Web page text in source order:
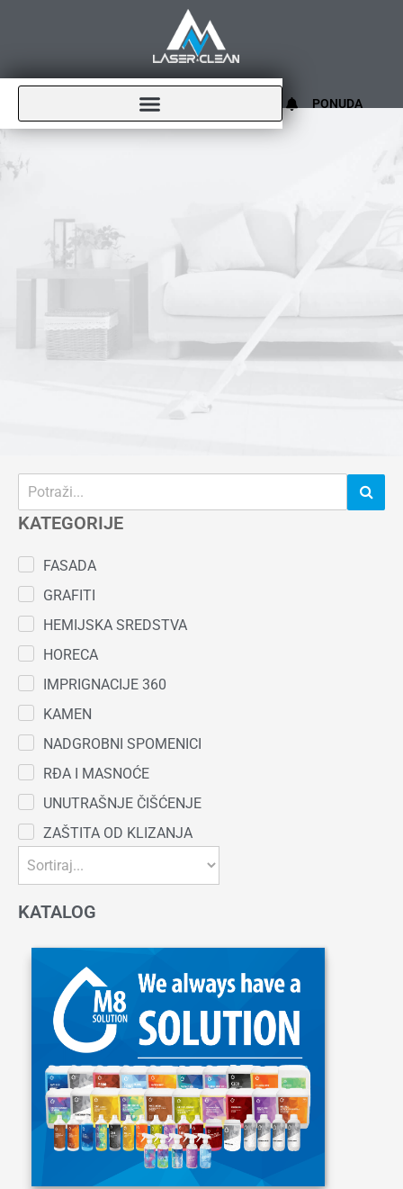
PONUDA
KATEGORIJE
FASADA
GRAFITI
HEMIJSKA SREDSTVA
HORECA
IMPRIGNACIJE 360
KAMEN
NADGROBNI SPOMENICI
RĐA I MASNOĆE
UNUTRAŠNJE ČIŠĆENJE
ZAŠTITA OD KLIZANJA
KATALOG